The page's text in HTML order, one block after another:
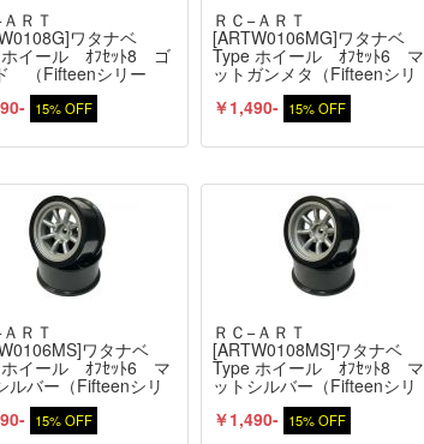
ＲＴ
ワタナベ
ホイール ｵﾌｾｯﾄ8 ゴ
（Fifteenシリー
個入
15% OFF
ＲＣ−ＡＲＴ
[ARTW0106MG]ワタナベ
Type ホイール ｵﾌｾｯﾄ6 マ
ットガンメタ（Fifteenシリ
ーズ）2個入
￥1,490- 15% OFF
ＲＴ
ワタナベ
ホイール ｵﾌｾｯﾄ6 マ
ルバー（Fifteenシリ
2個入
15% OFF
ＲＣ−ＡＲＴ
[ARTW0108MS]ワタナベ
Type ホイール ｵﾌｾｯﾄ8 マ
ットシルバー（Fifteenシリ
ーズ）2個入
￥1,490- 15% OFF